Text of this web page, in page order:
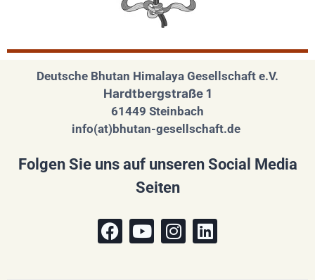
Deutsche Bhutan Himalaya Gesellschaft e.V.
Hardtbergstraße 1
61449 Steinbach
info(at)bhutan-gesellschaft.de
Folgen Sie uns auf unseren Social Media
Seiten